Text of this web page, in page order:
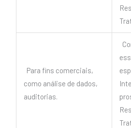
Para fins comerciais,
como análise de dados,
auditorias.